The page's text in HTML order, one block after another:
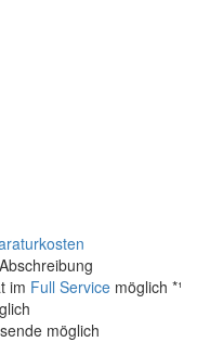
im Full Service möglich *¹
möglich